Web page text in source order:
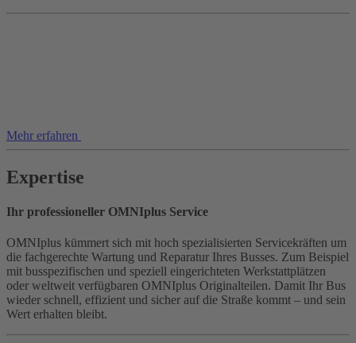
Mehr erfahren
Expertise
Ihr professioneller OMNIplus Service
OMNIplus kümmert sich mit hoch spezialisierten Servicekräften um
die fachgerechte Wartung und Reparatur Ihres Busses. Zum Beispiel
mit busspezifischen und speziell eingerichteten Werkstattplätzen
oder weltweit verfügbaren OMNIplus Originalteilen. Damit Ihr Bus
wieder schnell, effizient und sicher auf die Straße kommt – und sein
Wert erhalten bleibt.